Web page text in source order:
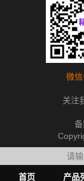
微
关注
备
首页 产品